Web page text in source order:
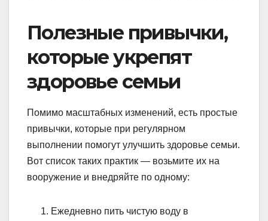
Полезные привычки,
которые укрепят
здоровье семьи
Помимо масштабных изменений, есть простые
привычки, которые при регулярном
выполнении помогут улучшить здоровье семьи.
Вот список таких практик — возьмите их на
вооружение и внедряйте по одному:
Ежедневно пить чистую воду в